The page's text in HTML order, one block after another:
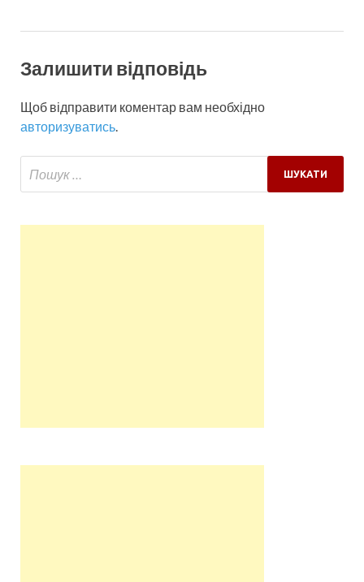
Залишити відповідь
Щоб відправити коментар вам необхідно
авторизуватись.